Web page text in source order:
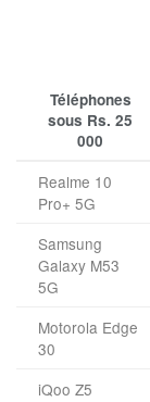
Téléphones
sous Rs. 25
000
Realme 10
Pro+ 5G
Samsung
Galaxy M53
5G
Motorola Edge
30
iQoo Z5